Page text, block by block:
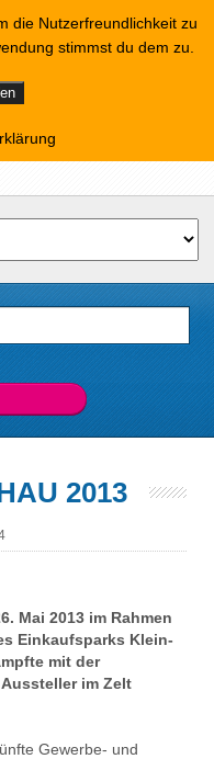
2013
Mai 2013 im Rahmen
Einkaufsparks Klein-
mit der
im Zelt
Gewerbe- und
die Nutzerfreundlichkeit zu
stimmst du dem zu.